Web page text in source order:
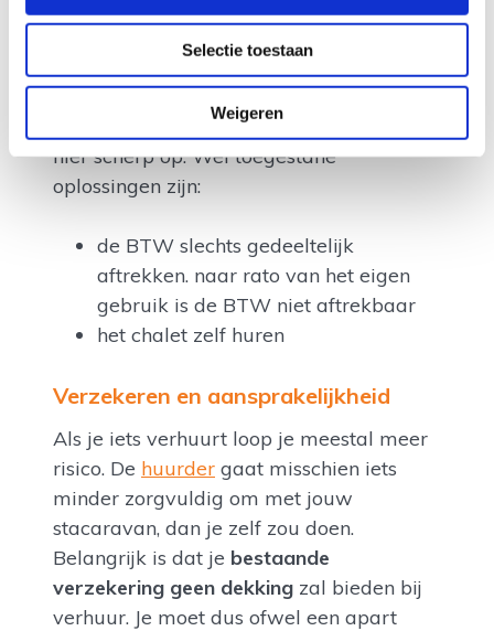
Selectie toestaan
Weigeren
Je mag de stacaravan dan echter niet
gebruiken voor privégebruik. De fiscus let
hier scherp op. Wel toegestane
oplossingen zijn:
de BTW slechts gedeeltelijk
aftrekken. naar rato van het eigen
gebruik is de BTW niet aftrekbaar
het chalet zelf huren
Verzekeren en aansprakelijkheid
Als je iets verhuurt loop je meestal meer
risico. De huurder gaat misschien iets
minder zorgvuldig om met jouw
stacaravan, dan je zelf zou doen.
Belangrijk is dat je bestaande
verzekering geen dekking zal bieden bij
verhuur. Je moet dus ofwel een apart